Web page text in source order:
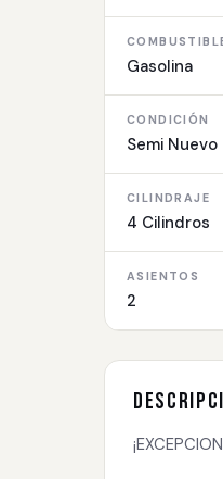
Gasolina
CONDICIÓN
Semi Nuevo
CILINDRAJE
4 Cilindros
ASIENTOS
2